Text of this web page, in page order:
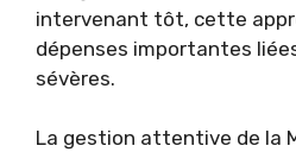
intervenant tôt, cette
dépenses importantes
sévères.
La gestion attentive de la